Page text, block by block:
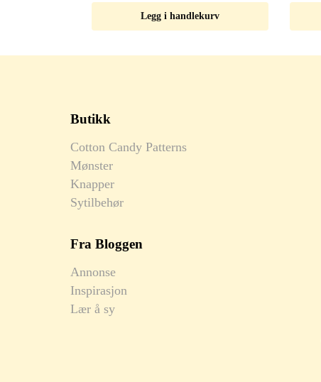
Legg i handlekurv
Butikk
Cotton Candy Patterns
Mønster
Knapper
Sytilbehør
Fra Bloggen
Annonse
Inspirasjon
Lær å sy